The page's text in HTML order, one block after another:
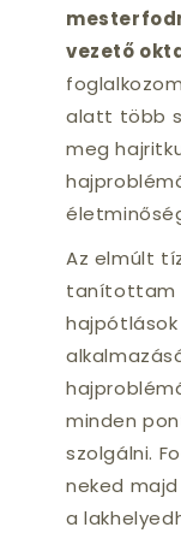
vezető
alatt több
meg
Az elmúlt
tanítottam
minden
szolgálni.
neked
a